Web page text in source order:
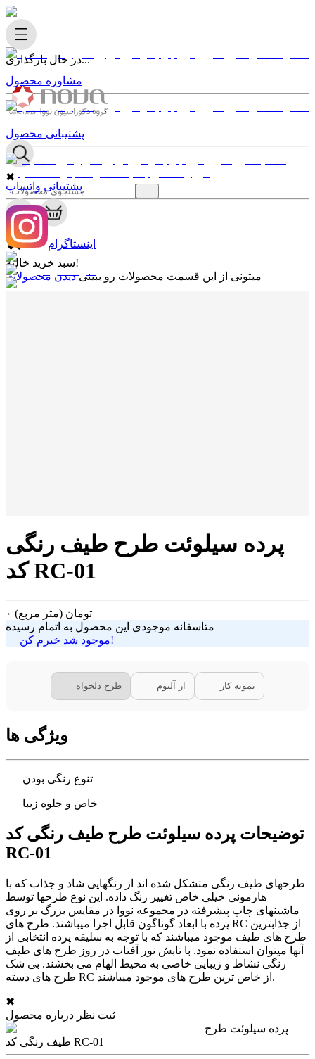
در حال بارگذاری...
✖
0
✖
سبد خرید خالیه!
میتونی از این قسمت محصولات رو ببینی
مشاوره محصول
پشتیبانی محصول
پشتیبانی واتساپ
اینستاگرام
پرده سیلوئت طرح طیف رنگی
کد RC-01
۰ تومان (متر مربع)
متاسفانه موجودی این محصول به اتمام رسیده
موجود شد خبرم کن!
طرح دلخواه از آلبوم نمونه کار
ویژگی ها
تنوع رنگی بودن
خاص و جلوه زیبا
توضیحات پرده سیلوئت طرح طیف رنگی کد
RC-01
طرحهای طیف رنگی متشکل شده اند از رنگهایی شاد و جذاب که با
هارمونی خیلی خاص تغییر رنگ داده. این نوع طرحها توسط
ماشینهای چاپ پیشرفته در مجموعه نووا در مقایس بزرگ بر روی
پرده با ابعاد گوناگون قابل اجرا میباشند. طرح های RC از جذابترین
طرح های طیف موجود میباشند که با توجه به سلیقه پرده انتخابی از
آنها میتوان استفاده نمود. با تابش نور آفتاب در روز طرح های طیف
رنگی نشاط و زیبایی خاصی به محیط الهام می بخشند. بی شک
طرح های دسته RC از خاص ترین طرح های موجود میباشند.
✖
ثبت نظر درباره محصول
پرده سیلوئت طرح
طیف رنگی کد RC-01